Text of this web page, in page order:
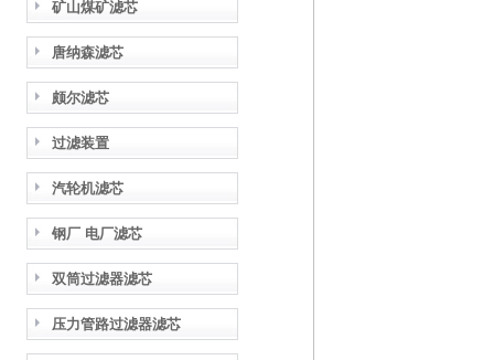
矿山煤矿滤芯
唐纳森滤芯
颇尔滤芯
过滤装置
汽轮机滤芯
钢厂 电厂滤芯
双筒过滤器滤芯
压力管路过滤器滤芯